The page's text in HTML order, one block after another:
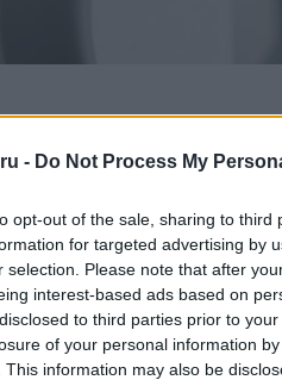
- Do Not Process My
opt-out of the sale, sharing to
for targeted advertising by
selection. Please note that after
interest-based ads based on
to third parties prior to
of your personal information
This information may also be
menüpont alatt
Drop új funkciói között szerepel
3-on debütált, és hamarosan
funkció, amely a Pixel
A menstruációkövetés
kaphatnak a következő